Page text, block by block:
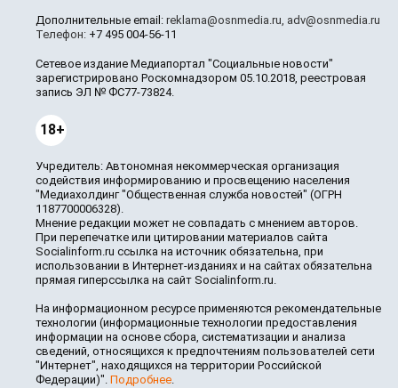
Дополнительные email: reklama@osnmedia.ru, adv@osnmedia.ru
Телефон: +7 495 004-56-11
Сетевое издание Медиапортал "Социальные новости"
зарегистрировано Роскомнадзором 05.10.2018, реестровая
запись ЭЛ № ФС77-73824.
18+
Учредитель: Автономная некоммерческая организация
содействия информированию и просвещению населения
"Медиахолдинг "Общественная служба новостей" (ОГРН
1187700006328).
Мнение редакции может не совпадать с мнением авторов.
При перепечатке или цитировании материалов сайта
Socialinform.ru ссылка на источник обязательна, при
использовании в Интернет-изданиях и на сайтах обязательна
прямая гиперссылка на сайт Socialinform.ru.
На информационном ресурсе применяются рекомендательные
технологии (информационные технологии предоставления
информации на основе сбора, систематизации и анализа
сведений, относящихся к предпочтениям пользователей сети
"Интернет", находящихся на территории Российской
Федерации)". Подробнее.